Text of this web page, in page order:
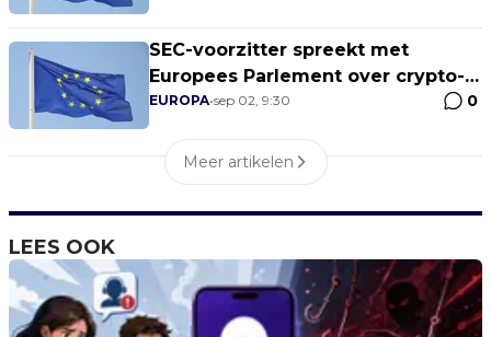
SEC-voorzitter spreekt met
Europees Parlement over crypto-
regulering
EUROPA•sep 02, 9:30 0
Meer artikelen
LEES OOK